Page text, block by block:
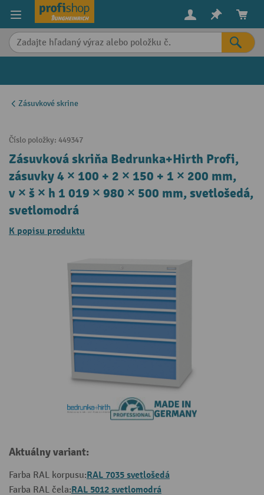
content
Zásuvkové skrine
Číslo položky: 449347
Zásuvková skriňa Bedrunka+Hirth Profi,
zásuvky 4 × 100 + 2 × 150 + 1 × 200 mm,
v × š × h 1 019 × 980 × 500 mm, svetlošedá,
svetlomodrá
K popisu produktu
Aktuálny variant:
Farba RAL korpusu:RAL 7035 svetlošedá
Farba RAL čela:RAL 5012 svetlomodrá